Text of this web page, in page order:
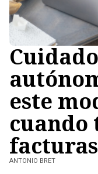
este
cuando
ANTONIO BRET